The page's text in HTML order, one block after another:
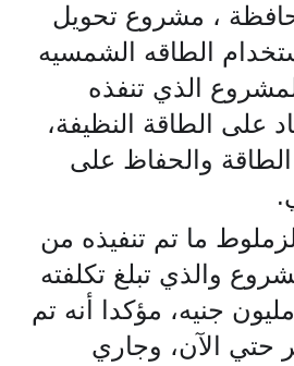
، مشروع تحويل
الطاقه الشمسيه
الذي تنفذه
على الطاقة النظيفة،
والحفاظ على
ما تم تنفيذه من
والذي تبلغ تكلفته
الإجمالية ١٧٥.٥ مليون جنيه، مؤكدا أنه تم
من ٦٠ بئر حتي الآن، وجاري